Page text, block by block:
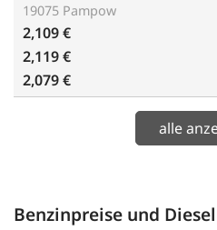
19075 Pampow
2,109 €
2,119 €
2,079 €
alle
Benzinpreise und